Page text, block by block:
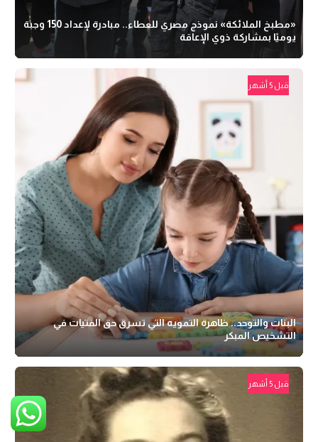
«مطبخ الملائكة» نموذج مصري للعطاء.. مبادرة لإعداد 150 وجبة
يوميًا بمشاركة ذوي الإعاقة
قبل 5 أشهر
البنات والتوحد.. ظاهرة التمويه التي تسرق حق الفتيات في
التشخيص المبكر
قبل 5 أشهر